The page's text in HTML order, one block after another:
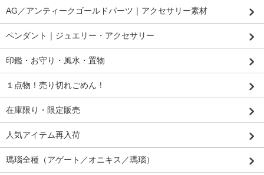
AG／アンティークゴールドパーツ｜アクセサリー素材
ペンダント｜ジュエリー・アクセサリー
印鑑・お守り・風水・置物
１点物！売り切れごめん！
在庫限り・限定販売
人気アイテム再入荷
瑪瑙全種（アゲート／オニキス／瑪瑙）